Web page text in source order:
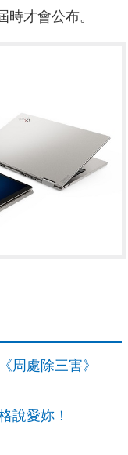
才會公布。
周處除三害》
說愛妳！